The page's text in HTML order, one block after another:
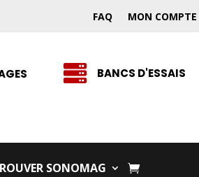
FAQ MON COMPTE
 BANCS D'ESSAIS
SONOMAG